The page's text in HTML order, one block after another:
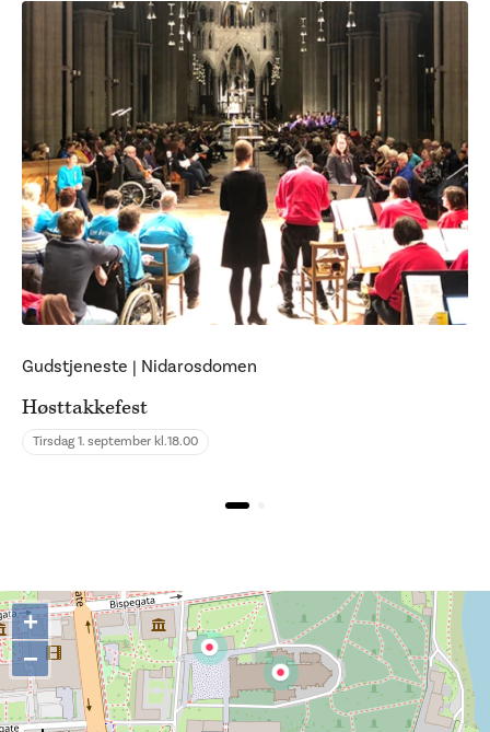
Gudstjeneste | Nidarosdomen
Høsttakkefest
Tirsdag 1. september kl.18.00
+
−